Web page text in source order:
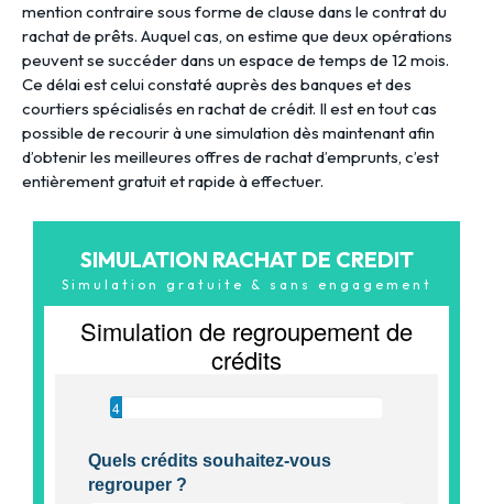
mention contraire sous forme de clause dans le contrat du
rachat de prêts. Auquel cas, on estime que deux opérations
peuvent se succéder dans un espace de temps de 12 mois.
Ce délai est celui constaté auprès des banques et des
courtiers spécialisés en rachat de crédit. Il est en tout cas
possible de recourir à une simulation dès maintenant afin
d’obtenir les meilleures offres de rachat d’emprunts, c’est
entièrement gratuit et rapide à effectuer.
SIMULATION RACHAT DE CREDIT
Simulation gratuite & sans engagement